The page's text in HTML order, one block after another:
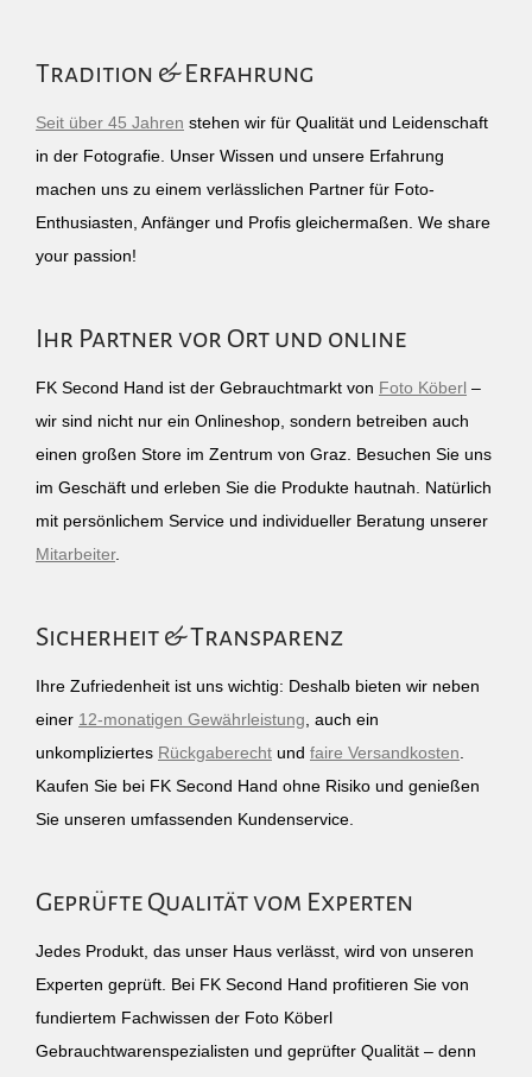
Tradition & Erfahrung
Seit über 45 Jahren stehen wir für Qualität und Leidenschaft
in der Fotografie. Unser Wissen und unsere Erfahrung
machen uns zu einem verlässlichen Partner für Foto-
Enthusiasten, Anfänger und Profis gleichermaßen. We share
your passion!
Ihr Partner vor Ort und online
FK Second Hand ist der Gebrauchtmarkt von Foto Köberl –
wir sind nicht nur ein Onlineshop, sondern betreiben auch
einen großen Store im Zentrum von Graz. Besuchen Sie uns
im Geschäft und erleben Sie die Produkte hautnah. Natürlich
mit persönlichem Service und individueller Beratung unserer
Mitarbeiter.
Sicherheit & Transparenz
Ihre Zufriedenheit ist uns wichtig: Deshalb bieten wir neben
einer 12-monatigen Gewährleistung , auch ein
unkompliziertes Rückgaberecht und faire Versandkosten
Kaufen Sie bei FK Second Hand ohne Risiko und genießen
Sie unseren umfassenden Kundenservice.
Geprüfte Qualität vom Experten
Jedes Produkt, das unser Haus verlässt, wird von unseren
Experten geprüft. Bei FK Second Hand profitieren Sie von
fundiertem Fachwissen der Foto Köberl
Gebrauchtwarenspezialisten und geprüfter Qualität – denn